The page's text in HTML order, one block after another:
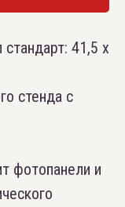
41,5 х
стенда с
фотопанели и